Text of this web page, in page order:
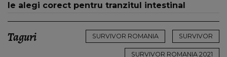
le alegi corect pentru tranzitul intestinal
Taguri SURVIVOR ROMANIA SURVIVOR
SURVIVOR ROMANIA 2021